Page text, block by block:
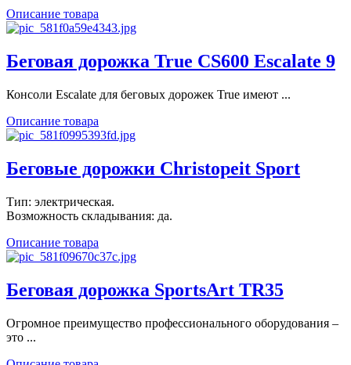
Описание товара
Беговая дорожка True CS600 Escalate 9
Консоли Escalate для беговых дорожек True имеют ...
Описание товара
Беговые дорожки Christopeit Sport
Тип: электрическая.
Возможность складывания: да.
Описание товара
Беговая дорожка SportsArt TR35
Огромное преимущество профессионального оборудования –
это ...